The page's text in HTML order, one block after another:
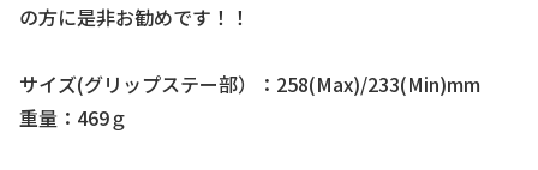
の方に是非お勧めです！！
サイズ(グリップステー部）：258(Max)/233(Min)mm
重量：469ｇ